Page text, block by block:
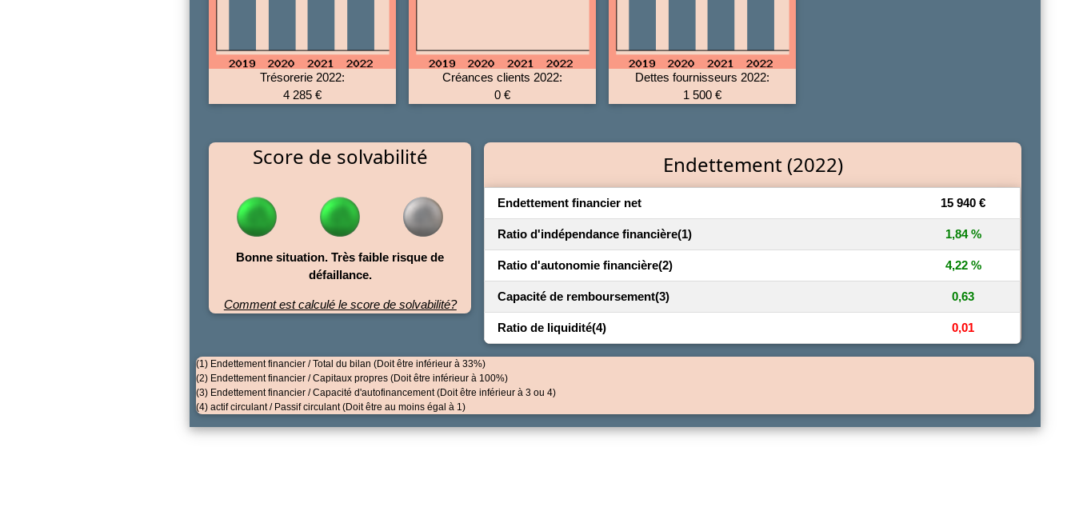
Trésorerie 2022:
4 285 €
Créances clients 2022:
0 €
Dettes fournisseurs 2022:
1 500 €
Score de solvabilité
Bonne situation. Très faible risque de
défaillance.
Comment est calculé le score de solvabilité?
Endettement (2022)
Endettement financier net 15 940 €
Ratio d'indépendance financière(1) 1,84 %
Ratio d'autonomie financière(2) 4,22 %
Capacité de remboursement(3) 0,63
Ratio de liquidité(4) 0,01
(1) Endettement financier / Total du bilan (Doit être inférieur à 33%)
(2) Endettement financier / Capitaux propres (Doit être inférieur à 100%)
(3) Endettement financier / Capacité d'autofinancement (Doit être inférieur à 3 ou 4)
(4) actif circulant / Passif circulant (Doit être au moins égal à 1)